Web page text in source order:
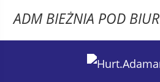
ADM BIEŻNIA POD